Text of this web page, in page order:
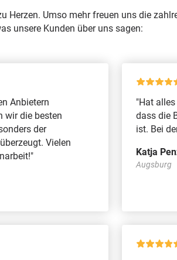
Herzen. Umso mehr freuen uns die
unsere Kunden über uns sagen:
Anbietern
wir die besten
der
Vielen
"Hat
dass die
ist. Bei
Katja
Augsburg